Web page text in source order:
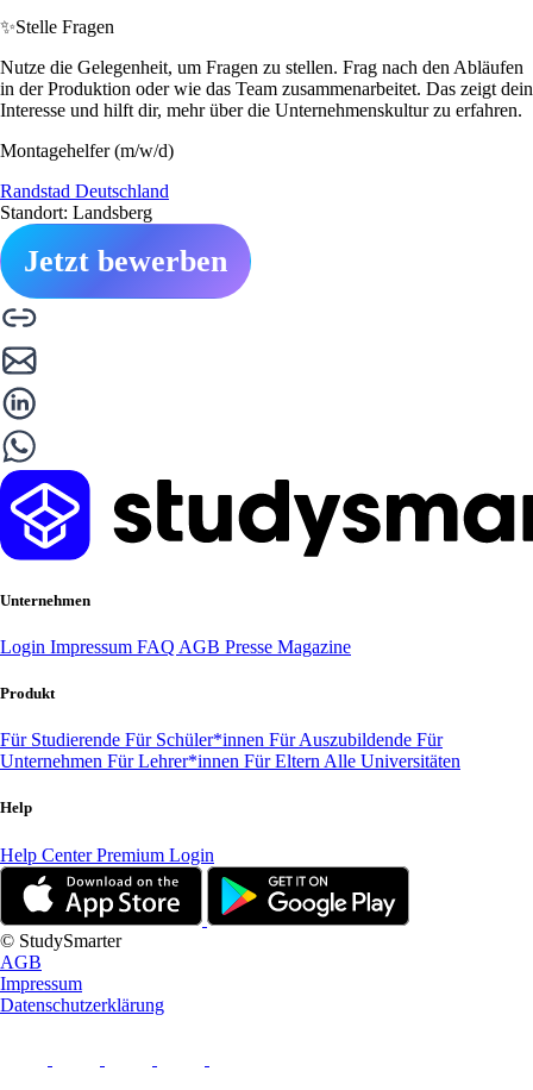
✨Stelle Fragen
Nutze die Gelegenheit, um Fragen zu stellen. Frag nach den Abläufen
in der Produktion oder wie das Team zusammenarbeitet. Das zeigt dein
Interesse und hilft dir, mehr über die Unternehmenskultur zu erfahren.
Montagehelfer (m/w/d)
Randstad Deutschland
Standort: Landsberg
Jetzt bewerben
Unternehmen
Login Impressum FAQ AGB Presse Magazine
Produkt
Für Studierende Für Schüler*innen Für Auszubildende Für
Unternehmen Für Lehrer*innen Für Eltern Alle Universitäten
Help
Help CenterPremium Login
© StudySmarter
AGB
Impressum
Datenschutzerklärung